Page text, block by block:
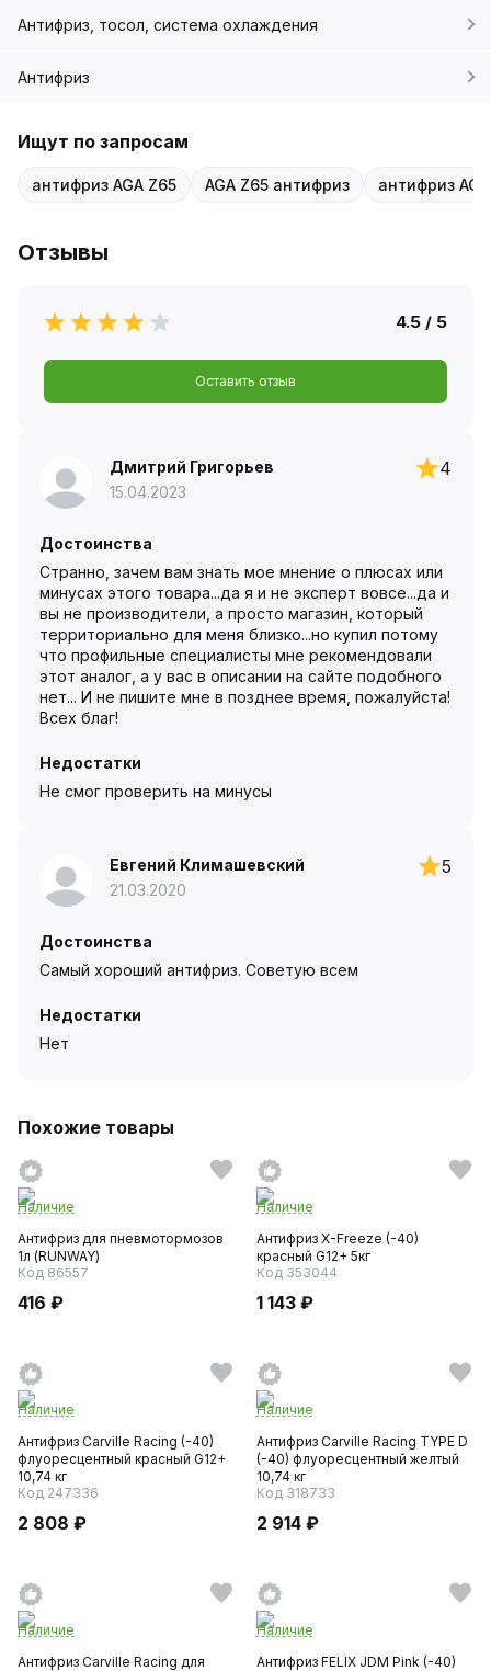
Антифриз, тосол, система охлаждения
Антифриз
Ищут по запросам
антифриз AGA Z65 AGA Z65 антифриз антифриз
Отзывы
4.5 / 5
Оставить отзыв
Дмитрий Григорьев
15.04.2023
4
Достоинства
Странно, зачем вам знать мое мнение о плюсах или
минусах этого товара...да я и не эксперт вовсе...да и
вы не производители, а просто магазин, который
территориально для меня близко...но купил потому
что профильные специалисты мне рекомендовали
этот аналог, а у вас в описании на сайте подобного
нет... И не пишите мне в позднее время, пожалуйста!
Всех благ!
Недостатки
Не смог проверить на минусы
Евгений Климашевский
21.03.2020
5
Достоинства
Самый хороший антифриз. Советую всем
Недостатки
Нет
Похожие товары
Наличие
Антифриз для пневмотормозов
1л (RUNWAY)
Код 86557
416 ₽
Наличие
Антифриз X-Freeze (-40)
красный G12+ 5кг
Код 353044
1 143 ₽
Наличие
Антифриз Carville Racing (-40)
флуоресцентный красный G12+
10,74 кг
Код 247336
2 808 ₽
Наличие
Антифриз Carville Racing TYPE D
(-40) флуоресцентный желтый
10,74 кг
Код 318733
2 914 ₽
Наличие
Антифриз Carville Racing для
Наличие
Антифриз FELIX JDM Pink (-40)